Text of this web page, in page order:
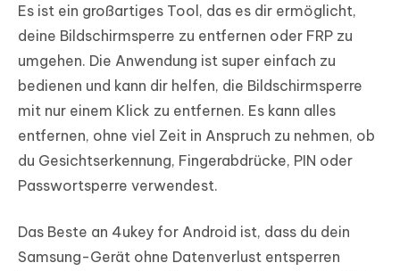
Es ist ein großartiges Tool, das es dir ermöglicht,
deine Bildschirmsperre zu entfernen oder FRP zu
umgehen. Die Anwendung ist super einfach zu
bedienen und kann dir helfen, die Bildschirmsperre
mit nur einem Klick zu entfernen. Es kann alles
entfernen, ohne viel Zeit in Anspruch zu nehmen, ob
du Gesichtserkennung, Fingerabdrücke, PIN oder
Passwortsperre verwendest.
Das Beste an 4ukey for Android ist, dass du dein
Samsung-Gerät ohne Datenverlust entsperren